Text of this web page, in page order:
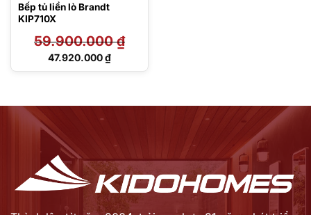
Bếp tủ liền lò Brandt
KIP710X
59.900.000₫
Giá
47.920.000₫
Giá